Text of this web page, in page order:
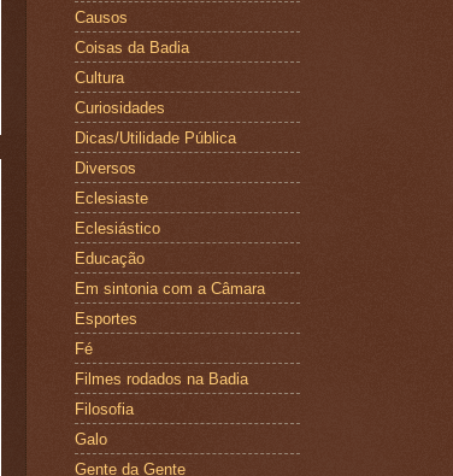
Causos
Coisas da Badia
Cultura
Curiosidades
Dicas/Utilidade Pública
Diversos
Eclesiaste
Eclesiástico
Educação
Em sintonia com a Câmara
Esportes
Fé
Filmes rodados na Badia
Filosofia
Galo
Gente da Gente